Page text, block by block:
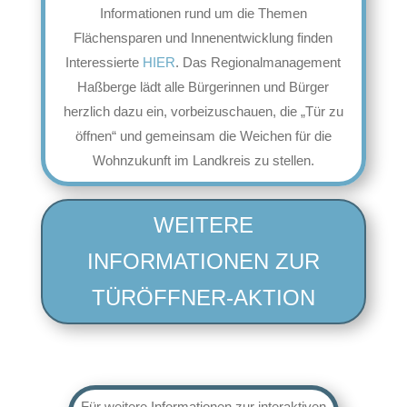
Informationen rund um die Themen
Flächensparen und Innenentwicklung finden
Interessierte HIER. Das Regionalmanagement
Haßberge lädt alle Bürgerinnen und Bürger
herzlich dazu ein, vorbeizuschauen, die „Tür zu
öffnen“ und gemeinsam die Weichen für die
Wohnzukunft im Landkreis zu stellen.
WEITERE
INFORMATIONEN ZUR
TÜRÖFFNER-AKTION